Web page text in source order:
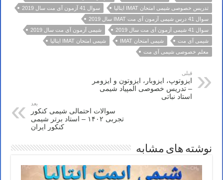
تدریس خصوصی شیمی امتحان IMAT ایتالیا
سوال 41 آزمون آی مت سال 2019
سوال 41 درس شیمی آزمون آی مت IMAT سال 2019
سوال 41 شیمی آزمون آی مت سال 2019
شیمی آزمون آی مت سال 2019
شیمی آی مت
شیمی امتحان IMAT
شیمی امتحان IMAT ایتالیا
معلم خصوصی شیمی آی مت
قبلی
ایزوتوپ، ایزوبار، ایزوتون و ایزومر
– تدریس خصوصی المپیاد شیمی
استاد نباتی
بعد
سوالات احتمالی شیمی کنکور
تجربی ۱۴۰۲ – استاد برتر شیمی
کنکور ایران
نوشته های مشابه